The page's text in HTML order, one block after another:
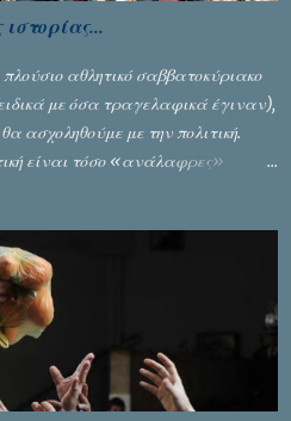
αθλητικό σαββατοκύριακο
με όσα τραγελαφικά έγιναν),
ασχοληθούμε με την πολιτική.
είναι τόσο «ανάλαφρες»